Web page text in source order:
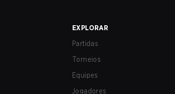
EXPLORAR
Partidas
Torneios
Equipes
Jogadores